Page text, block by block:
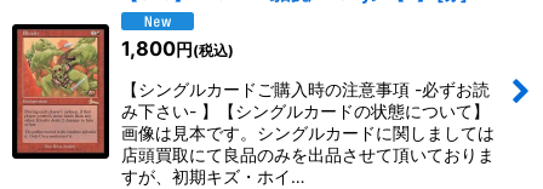
1,800円 (税込)
【シングルカードご購入時の注意事項 -必ずお読
み下さい- 】【シングルカードの状態について】
画像は見本です。シングルカードに関しましては
店頭買取にて良品のみを出品させて頂いておりま
すが、初期キズ・ホイ…